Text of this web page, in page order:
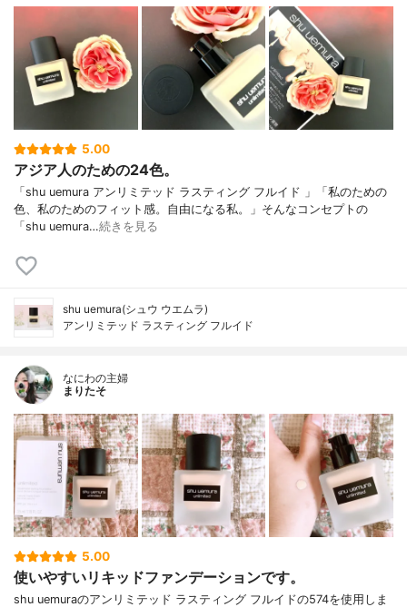
5.00
アジア人のための24色。
「shu uemura アンリミテッド ラスティング フルイド 」「私のための
色、私のためのフィット感。自由になる私。」そんなコンセプトの
「shu uemura…続きを見る
shu uemura(シュウ ウエムラ)
アンリミテッド ラスティング フルイド
なにわの主婦
まりたそ
5.00
使いやすいリキッドファンデーションです。
shu uemuraのアンリミテッド ラスティング フルイドの574を使用しま